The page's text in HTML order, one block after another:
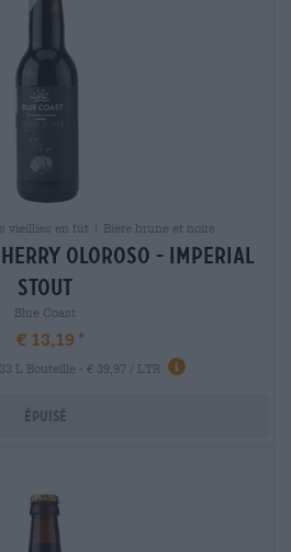
vieillies en fût | Bière brune et noire
oloroso - imperial
stout
Blue Coast
€ 13,19
L Bouteille - € 39,97 / LTR
Épuisé